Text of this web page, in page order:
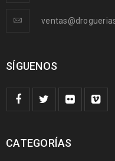
SÍGUENOS
CATEGORÍAS